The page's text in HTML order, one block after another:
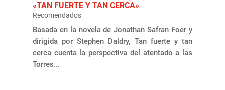
«TAN FUERTE Y TAN CERCA»
Recomendados
Basada en la novela de Jonathan Safran Foer y
dirigida por Stephen Daldry, Tan fuerte y tan
cerca cuenta la perspectiva del atentado a las
Torres...